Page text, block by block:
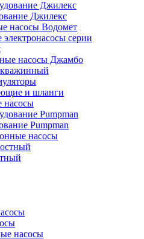
Джилекс
насосы Водомет
серии
насосы Джамбо
и шланги
насосы
Pumpman
насосы